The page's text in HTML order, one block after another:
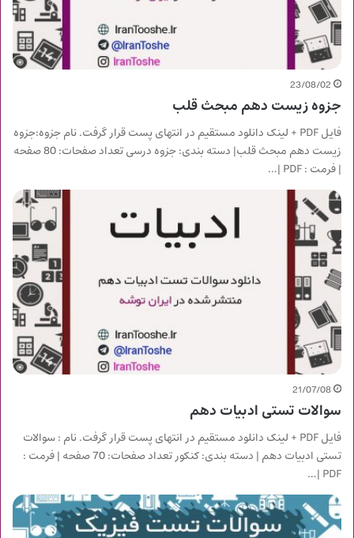
23/08/02
جزوه زیست دهم مبحث قلب
فایل PDF + لینک دانلود مستقیم در انتهای پست قرار گرفت. نام جزوه:جزوه
زیست دهم مبحث قلب| دسته بندی: جزوه درسی تعداد صفحات: 80 صفحه
| فرمت : PDF |…
21/07/08
سوالات تستی ادبیات دهم
فایل PDF + لینک دانلود مستقیم در انتهای پست قرار گرفت. نام : سوالات
تستی ادبیات دهم | دسته بندی: کنکور تعداد صفحات: 70 صفحه | فرمت :
PDF |…